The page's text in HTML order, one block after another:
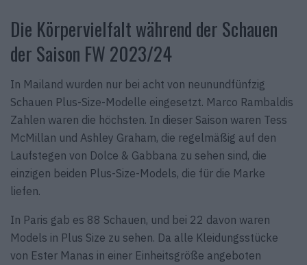
Die Körpervielfalt während der Schauen
der Saison FW 2023/24
In Mailand wurden nur bei acht von neunundfünfzig
Schauen Plus-Size-Modelle eingesetzt. Marco Rambaldis
Zahlen waren die höchsten. In dieser Saison waren Tess
McMillan und Ashley Graham, die regelmäßig auf den
Laufstegen von Dolce & Gabbana zu sehen sind, die
einzigen beiden Plus-Size-Models, die für die Marke
liefen.
In Paris gab es 88 Schauen, und bei 22 davon waren
Models in Plus Size zu sehen. Da alle Kleidungsstücke
von Ester Manas in einer Einheitsgröße angeboten